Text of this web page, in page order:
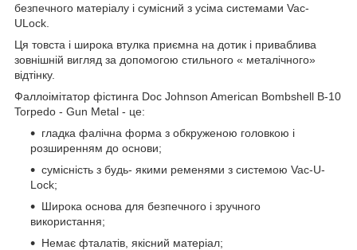
безпечного матеріалу і сумісний з усіма системами Vac-
ULock.
Ця товста і широка втулка приємна на дотик і приваблива
зовнішній вигляд за допомогою стильного « металічного»
відтінку.
Фаллоімітатор фістинга Doc Johnson American Bombshell B-10
Torpedo - Gun Metal - це:
гладка фалічна форма з обкруженою головкою і
розширенням до основи;
сумісність з будь- якими ременями з системою Vac-U-
Lock;
Широка основа для безпечного і зручного
використання;
Немає фталатів, якісний матеріал;